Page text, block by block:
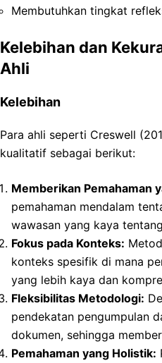
Membutuhkan tingkat
Kelebihan dan
Ahli
Kelebihan
Para ahli seperti Creswell
kualitatif sebagai berikut:
Memberikan Pemahaman
pemahaman mendalam
wawasan yang kaya
Fokus pada Konteks:
konteks spesifik di mana
yang lebih kaya dan
Fleksibilitas Metodologi:
pendekatan pengumpulan
dokumen, sehingga
Pemahaman yang Holistik: